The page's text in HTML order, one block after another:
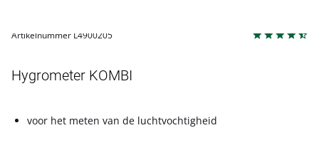
Artikelnummer L4900205
Hygrometer KOMBI
voor het meten van de luchtvochtigheid